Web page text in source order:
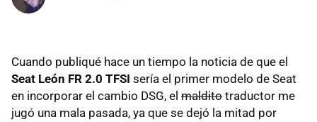
Cuando publiqué hace un tiempo la noticia de que el
Seat León FR 2.0 TFSI sería el primer modelo de Seat
en incorporar el cambio DSG, el maldito traductor me
jugó una mala pasada, ya que se dejó la mitad por